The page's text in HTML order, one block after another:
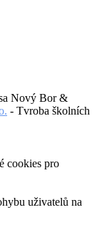
Nový Bor &
- Tvroba školních
cookies pro
uživatelů na